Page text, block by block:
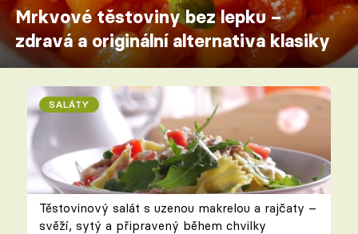
Mrkvové těstoviny bez lepku –
zdravá a originální alternativa klasiky
SALÁTY
Těstovinový salát s uzenou makrelou a rajčaty –
svěží, sytý a připravený během chvilky